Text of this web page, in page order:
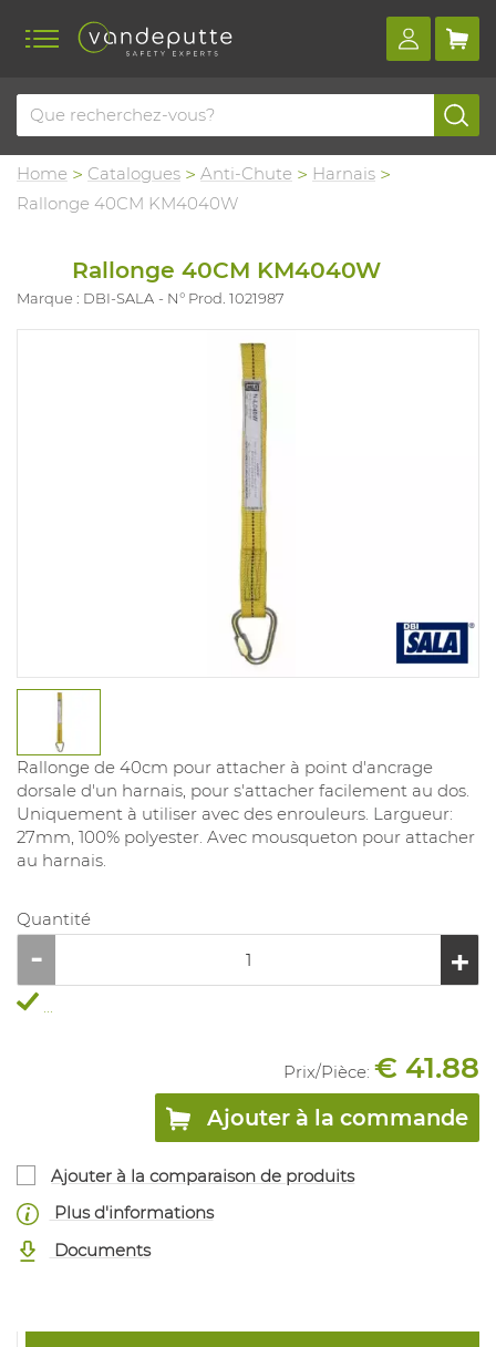
Home Catalogues Anti-Chute
Harnais
Rallonge 40CM KM4040W
Rallonge 40CM KM4040W
Marque : DBI-SALA N° Prod. 1021987
Rallonge de 40cm pour attacher à point d'ancrage
dorsale d'un harnais, pour s'attacher facilement au dos.
Uniquement à utiliser avec des enrouleurs. Largueur:
27mm, 100% polyester. Avec mousqueton pour attacher
au harnais.
Quantité
...
Prix/Pièce: € 41.88
Ajouter à la commande
Ajouter à la comparaison de produits
Plus d'informations
Documents